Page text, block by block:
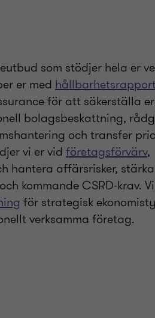
som stödjer hela er
er med
för att säkerställa
bolagsbeskattning,
och transfer
vi er vid företagsförvärv,
hantera affärsrisker,
kommande CSRD-krav.
för strategisk
verksamma företag.